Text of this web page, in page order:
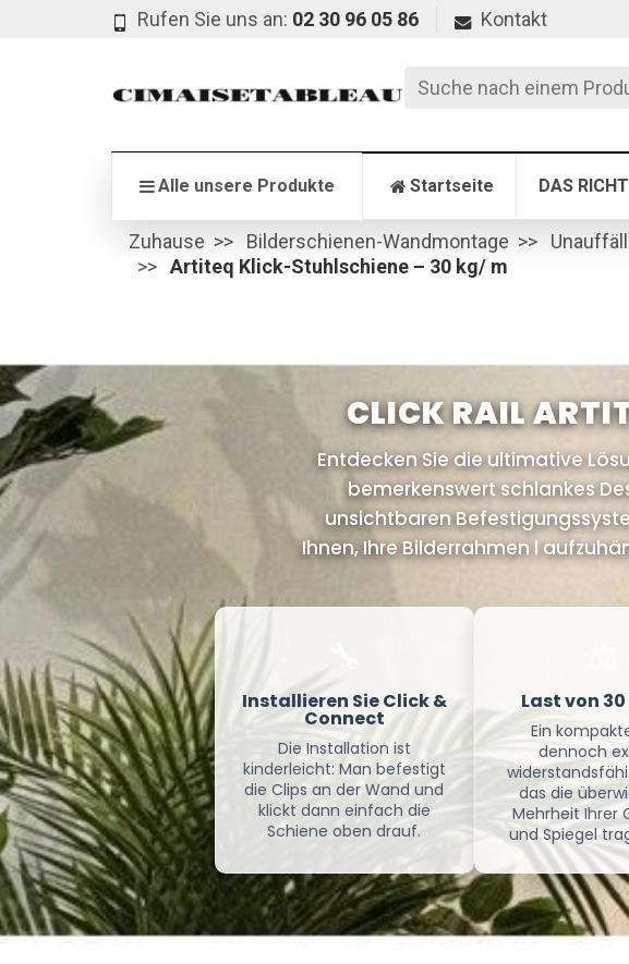
Rufen Sie uns an: 02 30 96 05 86 Kontakt
Alle unsere Produkte Startseite DAS
Zuhause Bilderschienen-Wandmontage
Artiteq Klick-Stuhlschiene – 30 kg/ m
CLICK RAIL
Entdecken Sie die ultimative
bemerkenswert schlankes
unsichtbaren
Ihnen, Ihre Bilderrahmen l
Installieren Sie Click &
Connect
Die Installation ist
kinderleicht: Man befestigt
die Clips an der Wand und
klickt dann einfach die
Schiene oben drauf.
Last von
Ein
dennoch
das die
Mehrheit Ihrer
und Spiegel